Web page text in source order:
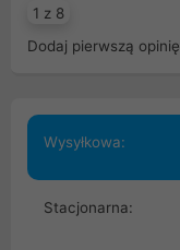
1 z 8
Dodaj pierwszą opinię
Wysyłkowa:
Stacjonarna: